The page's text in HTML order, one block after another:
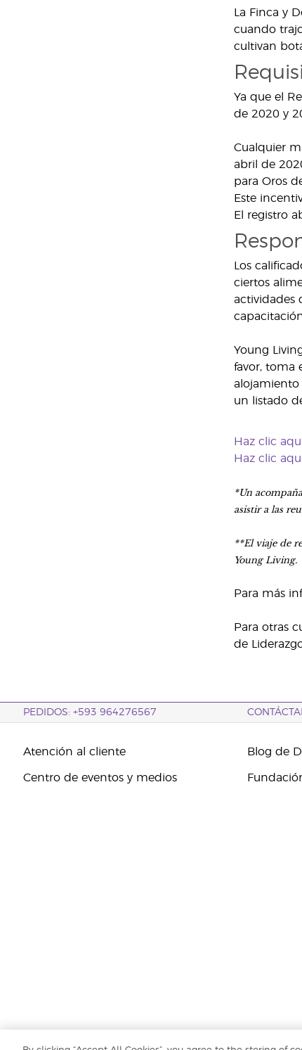
La Finca y
cuando
cultivan
Ya que el
de 2020 y
Cualquier
abril de
para Oros
Este
El registro
Los
ciertos
actividades
Young
favor, toma
alojamiento
un listado
Haz clic
Haz clic
*Un
asistir a las
**El viaje de
Young Living.
Para más
Para otras
de
PEDIDOS: +593 964276567
Atención al cliente
Centro de eventos y medios
Blog de